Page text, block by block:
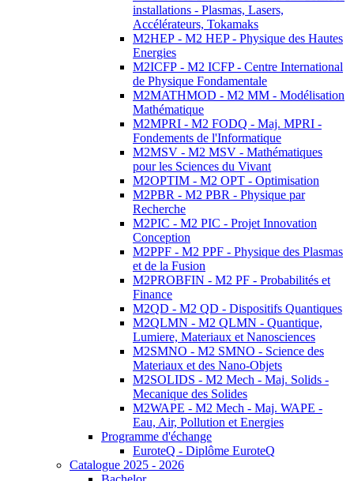
installations - Plasmas, Lasers,
Accélérateurs, Tokamaks
M2HEP - M2 HEP - Physique des Hautes
Energies
M2ICFP - M2 ICFP - Centre International
de Physique Fondamentale
M2MATHMOD - M2 MM - Modélisation
Mathématique
M2MPRI - M2 FODQ - Maj. MPRI -
Fondements de l'Informatique
M2MSV - M2 MSV - Mathématiques
pour les Sciences du Vivant
M2OPTIM - M2 OPT - Optimisation
M2PBR - M2 PBR - Physique par
Recherche
M2PIC - M2 PIC - Projet Innovation
Conception
M2PPF - M2 PPF - Physique des Plasmas
et de la Fusion
M2PROBFIN - M2 PF - Probabilités et
Finance
M2QD - M2 QD - Dispositifs Quantiques
M2QLMN - M2 QLMN - Quantique,
Lumiere, Materiaux et Nanosciences
M2SMNO - M2 SMNO - Science des
Materiaux et des Nano-Objets
M2SOLIDS - M2 Mech - Maj. Solids -
Mecanique des Solides
M2WAPE - M2 Mech - Maj. WAPE -
Eau, Air, Pollution et Energies
Programme d'échange
EuroteQ - Diplôme EuroteQ
Catalogue 2025 - 2026